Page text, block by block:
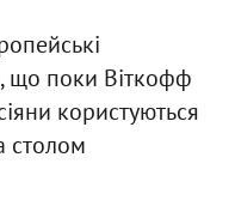
що поки Віткофф
користуються
столом